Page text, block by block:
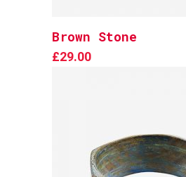
Brown Stone
£29.00